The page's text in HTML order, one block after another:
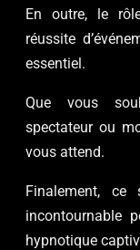
En outre, le
réussite
essentiel.
Que vous
spectateur ou
vous attend.
Finalement,
incontournable
hypnotique